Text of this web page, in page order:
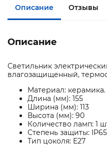
Описание Отзывы
Описание
Светильник
влагозащищенный,
Материал: керамика.
Длина (мм): 155
Ширина (мм): 113
Высота (мм): 90
Количество ламп: 1
Степень защиты: IP65
Тип цоколя: E27